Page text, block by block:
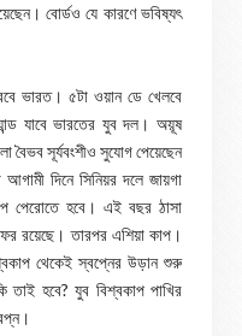
বোর্ডও যে কারণে ভবিষ্যৎ
ভারত। ৫টা ওয়ান ডে খেলবে
যাবে ভারতের যুব দল। অয়ূষ
বৈভব সূর্যবংশীও সুযোগ পেয়েছেন
দিনে সিনিয়র দলে জায়গা
পেরোতে হবে। এই বছর ঠাসা
রয়েছে। তারপর এশিয়া কাপ।
থেকেই স্বপ্নের উড়ান শুরু
তাই হবে? যুব বিশ্বকাপ পাখির